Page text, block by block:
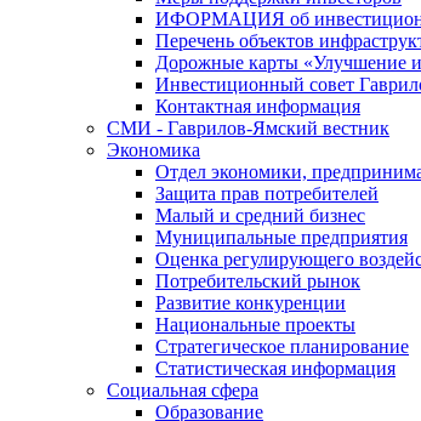
ИФОРМАЦИЯ об
Перечень объектов
Дорожные карты «Улучшение
Инвестиционный совет
Контактная информация
СМИ - Гаврилов-Ямский вестник
Экономика
Отдел экономики,
Защита прав потребителей
Малый и средний бизнес
Муниципальные предприятия
Оценка регулирующего
Потребительский рынок
Развитие конкуренции
Национальные проекты
Стратегическое планирование
Статистическая информация
Социальная сфера
Образование